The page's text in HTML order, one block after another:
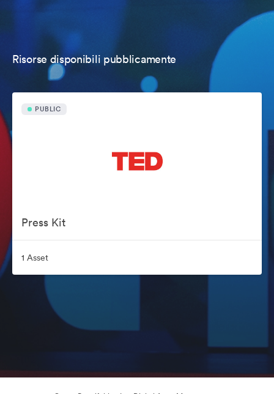
Risorse disponibili pubblicamente
PUBLIC
Press Kit
1 Asset